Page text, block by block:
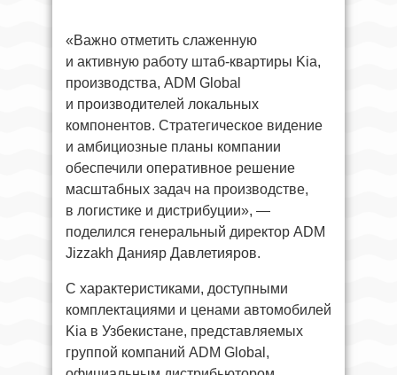
«Важно отметить слаженную
и активную работу штаб-квартиры Kia,
производства, ADM Global
и производителей локальных
компонентов. Стратегическое видение
и амбициозные планы компании
обеспечили оперативное решение
масштабных задач на производстве,
в логистике и дистрибуции», —
поделился генеральный директор ADM
Jizzakh Данияр Давлетияров.
C характеристиками, доступными
комплектациями и ценами автомобилей
Kia в Узбекистане, представляемых
группой компаний ADM Global,